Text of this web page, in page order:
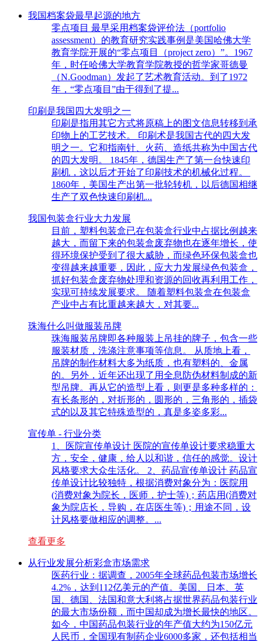
我国档案袋最早起源的地方
零点项目 最早采用档案袋评价法（portfolio
assessment）的教育研究实践事例是美国哈佛大学
教育学院开展的“零点项目（project zero）”。1967
年，时任哈佛大学教育学院教授的哲学家哥德曼
（N.Goodman）发起了艺术教育活动。到了1972
年，“零点项目”由于得到了提...
印刷是我国四大发明之一
印刷是指用其它方式将原稿上的图文信息转移到承
印物上的工艺技术。 印刷术是我国古代的四大发
明之一。它和指南针、火药、造纸共称为中国古代
的四大发明。 1845年，德国生产了第一台快速印
刷机，这以后才开始了印刷技术的机械化过程。
1860年，美国生产出第一批轮转机，以后德国相继
生产了双色快速印刷机...
我国包装盒行业大力发展
目前，塑料包装盒已在包装盒行业中占据比例越来
越大，而留下来的包装盒废弃物也在逐年增长，使
得环境保护受到了很大威胁，而绿色环保包装盒也
变得越来越重要，因此，应大力发展绿色包装盒，
抓好包装盒废弃物处理和资源的回收再利用工作，
实现可持续发展要求。 随着塑料包装盒在包装盒
产业中占有比重越来越大，对其要...
珠海什么叫做服装吊牌
珠海服装吊牌即各种服装上吊挂的牌子，包含一些
服装材质，洗涤注意事项等信息。 从质地上看，
吊牌的制作材料大多为纸质，也有塑料的、金属
的。另外，近年还出现了用全息防伪材料制成的新
型吊牌。再从它的造型上看，则更是多种多样的：
有长条形的，对折形的，圆形的，三角形的，插袋
式的以及其它特殊造型的，真是多姿多彩...
宣传单 - 行业分类
1、医院宣传单设计 医院的宣传单设计要求稳重大
方，安全，健康，给人以和谐，信任的感觉。设计
风格要求大众生活化。 2、药品宣传单设计 药品宣
传单设计比较独特，根据消费对象分为：医院用
(消费对象为院长，医师，护士等)；药店用(消费对
象为院店长，导购，在店医生等)；用途不同，设
计风格要做相应的调整。...
查看更多
从行业发展分析彩盒市场需求
医药行业：据调查，2005年全球药品包装市场增长
4.2%，达到112亿美元的产值。美国、日本、英
国、德国、法国和意大利将占据世界药品包装行业
的最大市场份额，而中国却成为增长最快的地区。
如今，中国药品包装行业的年产值大约为150亿元
人民币，全国现有制药企业6000多家，还包括相当